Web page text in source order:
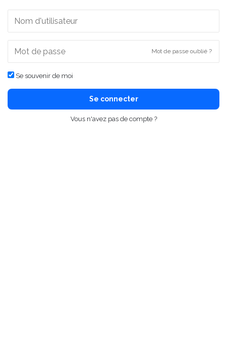
Mot de passe oublié ?
Se souvenir de moi
Se connecter
Vous n'avez pas de compte ?